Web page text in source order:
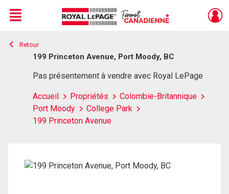
Live
En Direct
Menu
Retour
199 Princeton Avenue, Port Moody, BC
Pas présentement à vendre avec Royal LePage
Accueil Propriétés
Colombie-Britannique
Port Moody
College Park
199 Princeton Avenue